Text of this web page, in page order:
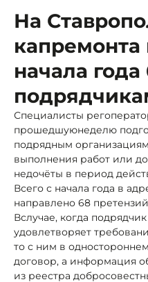
На
капремонта
начала
Специалисты
прошедшуюнеделю
подрядным
выполнения работ или
недочёты в период
Всего с начала года в
направлено 68
Вслучае, когда
удовлетворяет
то с ним в
договор, а информация
из реестра